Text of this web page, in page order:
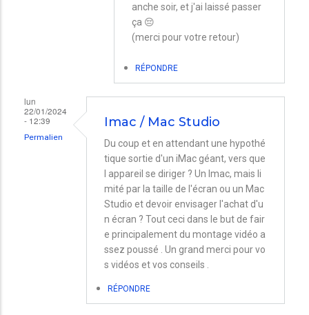
anche soir, et j'ai laissé passer
ça 😔
(merci pour votre retour)
RÉPONDRE
lun
22/01/2024
- 12:39
Permalien
Imac / Mac Studio
Du coup et en attendant une hypothé
tique sortie d'un iMac géant, vers que
l appareil se diriger ? Un Imac, mais li
mité par la taille de l'écran ou un Mac
Studio et devoir envisager l'achat d'u
n écran ? Tout ceci dans le but de fair
e principalement du montage vidéo a
ssez poussé . Un grand merci pour vo
s vidéos et vos conseils .
RÉPONDRE